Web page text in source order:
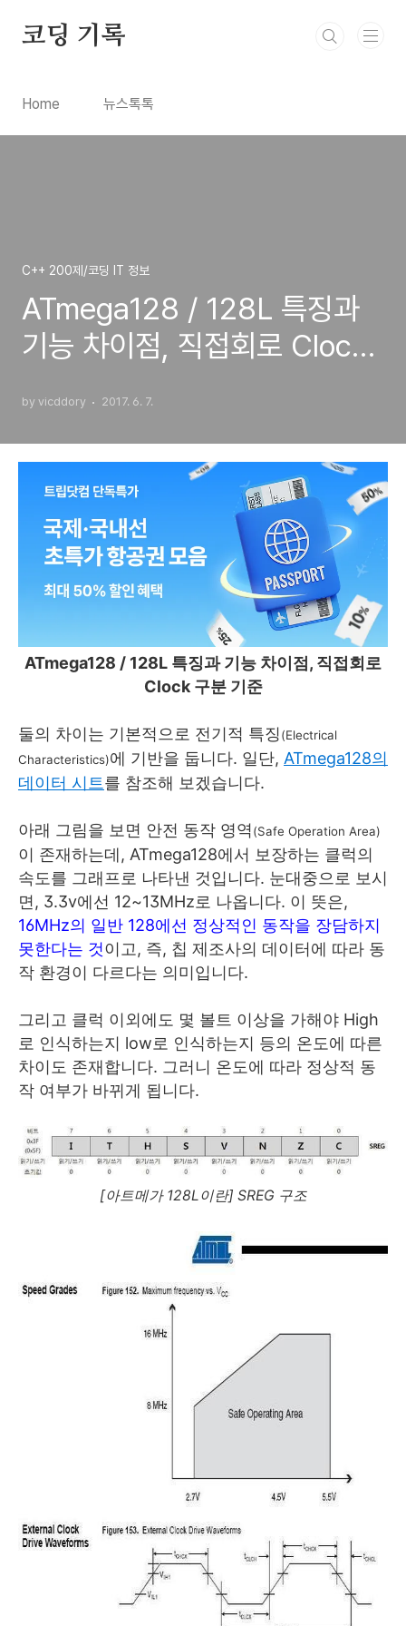
코딩 기록
Home 뉴스톡톡
C++ 200제/코딩 IT 정보
ATmega128 / 128L 특징과
기능 차이점, 직접회로 Clock
by vicddory 2017. 6. 7.
ATmega128 / 128L 특징과 기능 차이점, 직접회로
Clock 구분 기준
둘의 차이는 기본적으로 전기적 특징(Electrical
Characteristics)에 기반을 둡니다. 일단, ATmega128의
데이터 시트를 참조해 보겠습니다.
아래 그림을 보면 안전 동작 영역(Safe Operation Area)
이 존재하는데, ATmega128에서 보장하는 클럭의
속도를 그래프로 나타낸 것입니다. 눈대중으로 보시
면, 3.3v에선 12~13MHz로 나옵니다. 이 뜻은,
16MHz의 일반 128에선 정상적인 동작을 장담하지
못한다는 것이고, 즉, 칩 제조사의 데이터에 따라 동
작 환경이 다르다는 의미입니다.
그리고 클럭 이외에도 몇 볼트 이상을 가해야 High
로 인식하는지 low로 인식하는지 등의 온도에 따른
차이도 존재합니다. 그러니 온도에 따라 정상적 동
작 여부가 바뀌게 됩니다.
[아트메가 128L이란] SREG 구조